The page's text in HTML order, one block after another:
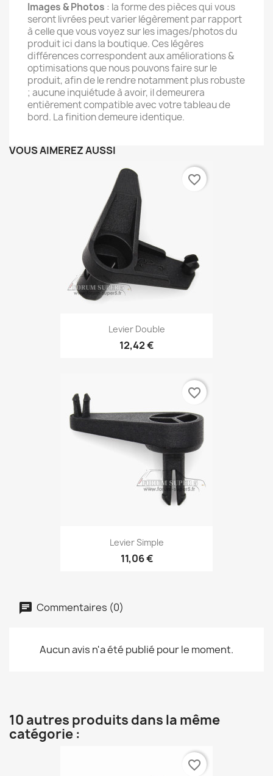
Images & Photos : la forme des pièces qui vous
seront livrées peut varier légèrement par rapport
à celle que vous voyez sur les images/photos du
produit ici dans la boutique. Ces légères
différences correspondent aux améliorations &
optimisations que nous pouvons faire sur le
produit, afin de le rendre notamment plus robuste
; aucune inquiétude à avoir, il demeurera
entièrement compatible avec votre tableau de
bord. La finition demeure identique.
VOUS AIMEREZ AUSSI
Levier Double
12,42 €
favorite_border
Levier Simple
11,06 €
favorite_border
Commentaires (0)
Aucun avis n'a été publié pour le moment.
10 autres produits dans la même
catégorie :
favorite_border